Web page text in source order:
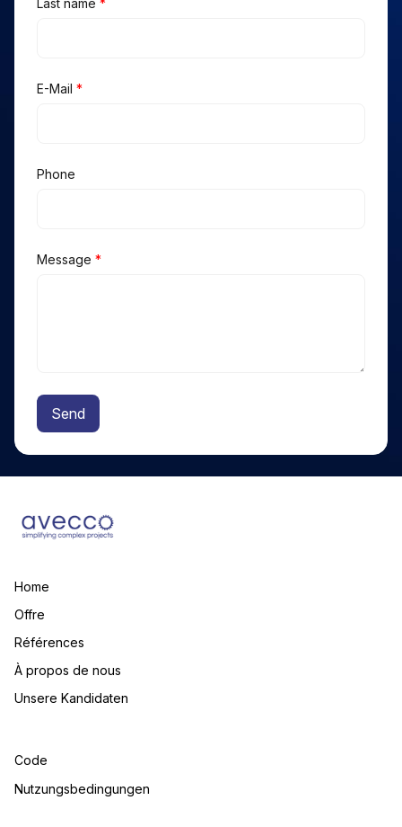
Last name *
E-Mail *
Phone
Message *
Send
Home
Offre
Références
À propos de nous
Unsere Kandidaten
Code
Nutzungsbedingungen